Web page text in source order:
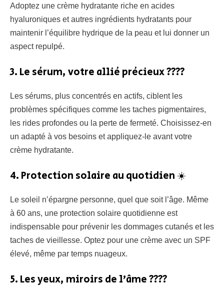
Adoptez une crème hydratante riche en acides
hyaluroniques et autres ingrédients hydratants pour
maintenir l’équilibre hydrique de la peau et lui donner un
aspect repulpé.
3. Le sérum, votre allié précieux ????
Les sérums, plus concentrés en actifs, ciblent les
problèmes spécifiques comme les taches pigmentaires,
les rides profondes ou la perte de fermeté. Choisissez-en
un adapté à vos besoins et appliquez-le avant votre
crème hydratante.
4. Protection solaire au quotidien ☀️
Le soleil n’épargne personne, quel que soit l’âge. Même
à 60 ans, une protection solaire quotidienne est
indispensable pour prévenir les dommages cutanés et les
taches de vieillesse. Optez pour une crème avec un SPF
élevé, même par temps nuageux.
5. Les yeux, miroirs de l’âme ????️